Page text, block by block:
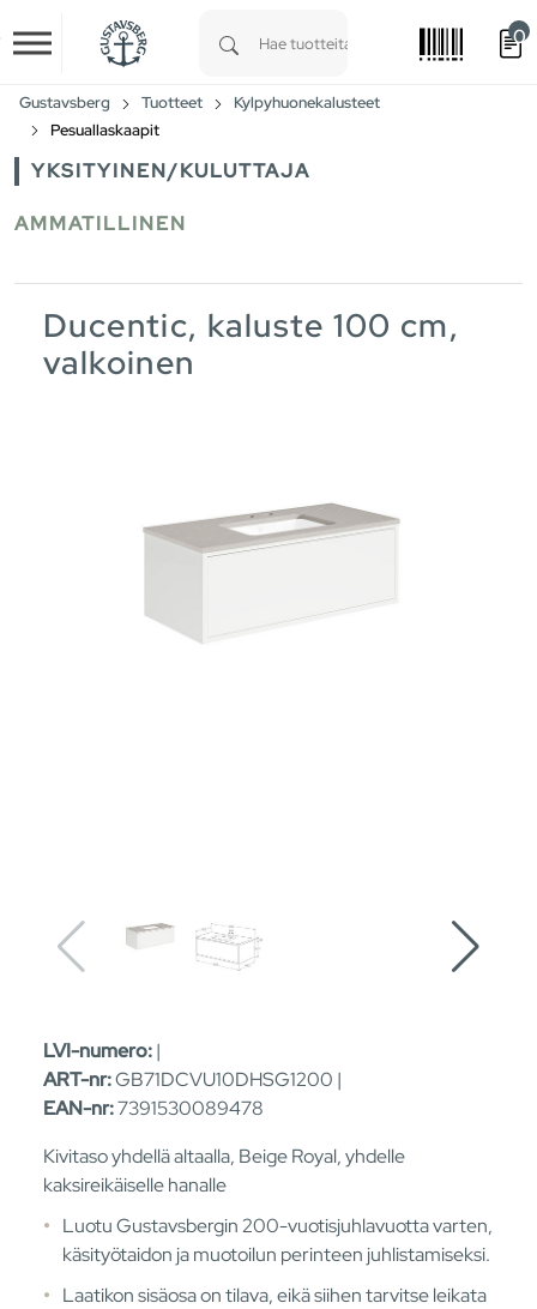
Skip to main content
0
Gustavsberg Tuotteet
Kylpyhuonekalusteet
Pesuallaskaapit
YKSITYINEN/KULUTTAJA
AMMATILLINEN
Ducentic, kaluste 100 cm,
valkoinen
LVI-numero:|
ART-nr:GB71DCVU10DHSG1200 |
EAN-nr:7391530089478
Kivitaso yhdellä altaalla, Beige Royal, yhdelle
kaksireikäiselle hanalle
Luotu Gustavsbergin 200-vuotisjuhlavuotta varten,
käsityötaidon ja muotoilun perinteen juhlistamiseksi.
Laatikon sisäosa on tilava, eikä siihen tarvitse leikata